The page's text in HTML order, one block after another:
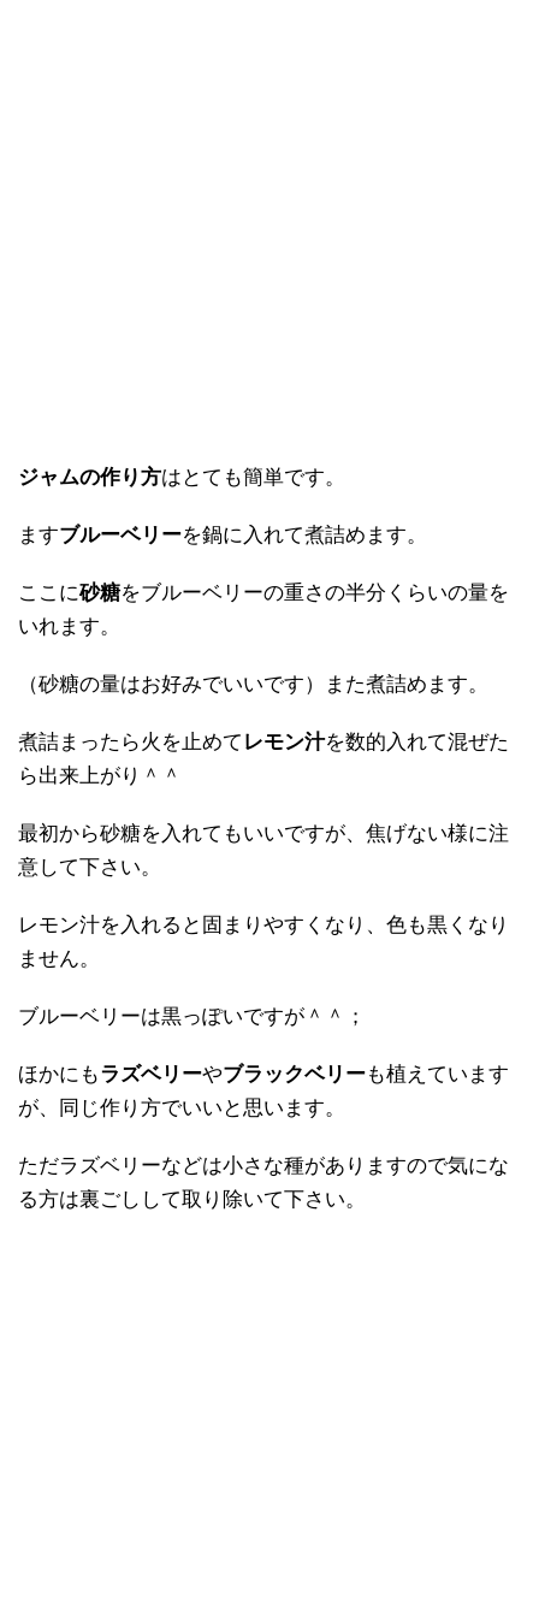
ジャムの作り方はとても簡単です。
ますブルーベリーを鍋に入れて煮詰めます。
ここに砂糖をブルーベリーの重さの半分くらいの量を
いれます。
（砂糖の量はお好みでいいです）また煮詰めます。
煮詰まったら火を止めて レモン汁を数的入れて混ぜた
ら出来上がり＾＾
最初から砂糖を入れてもいいですが、焦げない様に注
意して下さい。
レモン汁を入れると固まりやすくなり、色も黒くなり
ません。
ブルーベリーは黒っぽいですが＾＾；
ほかにもラズベリーやブラックベリーも植えています
が、同じ作り方でいいと思います。
ただラズベリーなどは小さな種がありますので気にな
る方は裏ごしして取り除いて下さい。